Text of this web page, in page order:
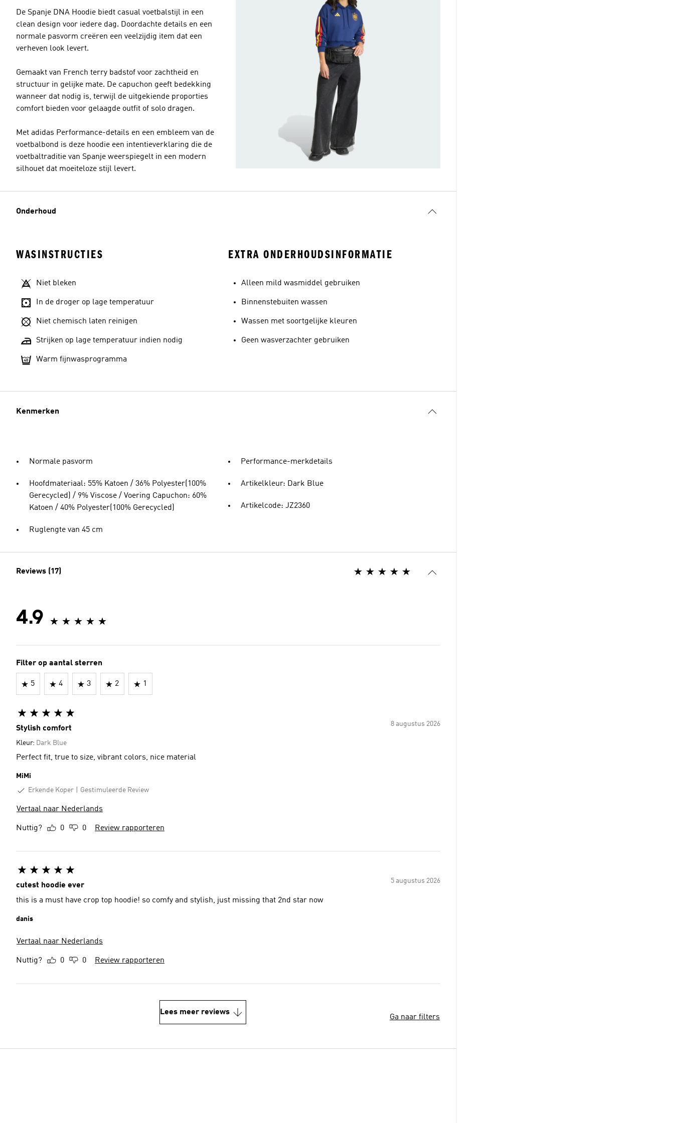
Maat model
De Spanje DNA Hoodie biedt casual voetbalstijl in een
clean design voor iedere dag. Doordachte details en een
normale pasvorm creëren een veelzijdig item dat een
verheven look levert.
Gemaakt van French terry badstof voor zachtheid en
structuur in gelijke mate. De capuchon geeft bedekking
wanneer dat nodig is, terwijl de uitgekiende proporties
comfort bieden voor gelaagde outfit of solo dragen.
Met adidas Performance-details en een embleem van de
voetbalbond is deze hoodie een intentieverklaring die de
voetbaltraditie van Spanje weerspiegelt in een modern
silhouet dat moeiteloze stijl levert.
Onderhoud
WASINSTRUCTIES
Niet bleken
In de droger op lage temperatuur
Niet chemisch laten reinigen
Strijken op lage temperatuur indien nodig
Warm fijnwasprogramma
EXTRA ONDERHOUDSINFORMATIE
Alleen mild wasmiddel gebruiken
Binnenstebuiten wassen
Wassen met soortgelijke kleuren
Geen wasverzachter gebruiken
Kenmerken
Normale pasvorm
Hoofdmateriaal: 55% Katoen / 36% Polyester(100%
Gerecycled) / 9% Viscose / Voering Capuchon: 60%
Katoen / 40% Polyester(100% Gerecycled)
Ruglengte van 45 cm
Performance-merkdetails
Artikelkleur: Dark Blue
Artikelcode: JZ2360
Reviews (17)
4.9
Filter op aantal sterren
5 4 3 2 1
8 augustus 2026
Stylish comfort
Kleur: Dark Blue
Perfect fit, true to size, vibrant colors, nice material
MiMi
Erkende Koper
Gestimuleerde Review
Vertaal naar Nederlands
Nuttig? 0 0 Review rapporteren
5 augustus 2026
cutest hoodie ever
this is a must have crop top hoodie! so comfy and stylish, just missing that 2nd star now
danis
Vertaal naar Nederlands
Nuttig? 0 0 Review rapporteren
Lees meer reviews
Ga naar filters